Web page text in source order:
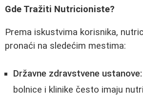
Gde Tražiti Nutricioniste?
Prema iskustvima korisnika,
pronaći na sledećim mestima:
Državne zdravstvene ustanove:
bolnice i klinike često imaju